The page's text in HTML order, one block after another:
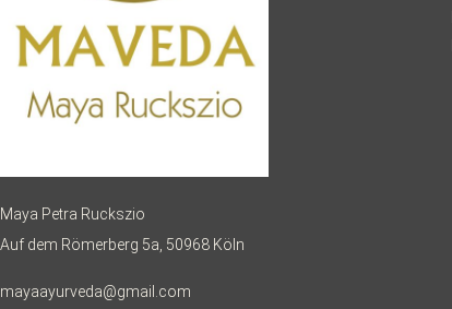
Maya Petra Ruckszio
Auf dem Römerberg 5a, 50968 Köln
mayaayurveda@gmail.com